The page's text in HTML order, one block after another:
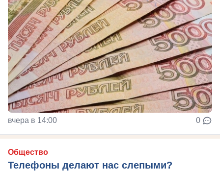
вчера в 14:00 0
Общество
Телефоны делают нас слепыми?